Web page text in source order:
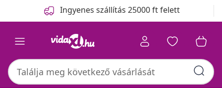
Ingyenes szállítás 25000 ft felett